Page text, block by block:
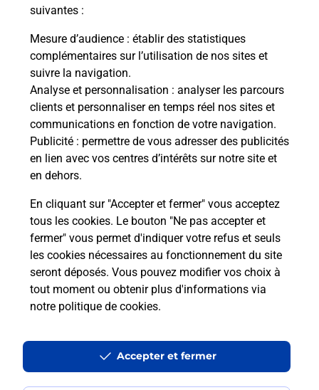
suivantes :
Mesure d’audience : établir des statistiques
complémentaires sur l’utilisation de nos sites et
suivre la navigation.
Analyse et personnalisation : analyser les parcours
clients et personnaliser en temps réel nos sites et
communications en fonction de votre navigation.
Publicité : permettre de vous adresser des publicités
en lien avec vos centres d’intérêts sur notre site et
en dehors.
En cliquant sur "Accepter et fermer" vous acceptez
tous les cookies. Le bouton "Ne pas accepter et
fermer" vous permet d'indiquer votre refus et seuls
les cookies nécessaires au fonctionnement du site
seront déposés. Vous pouvez modifier vos choix à
tout moment ou obtenir plus d'informations via
notre politique de cookies.
Accepter et fermer
Boîte aux lettres La Poste
Prochaine collecte du courrierlundià 08h45
4 Rue De La Mairie
51320 Vatry
Le lien s'ouvre dans un nouvel onglet
Localiser Liste Boîtes aux lettres Marne
Accessibilité : partiellement conforme
Conditions contractuelles